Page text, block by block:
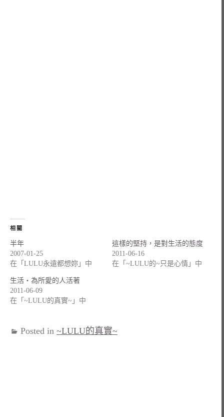
相關
半年
2007-01-25
在「LULU永遠都想妳」中
這樣的堅持，是對生活的態度
2011-06-16
在「~LULU的~只是心情」中
生活‧為所愛的人活著
2011-06-09
在「~LULU的真實~」中
Posted in ~LULU的真實~